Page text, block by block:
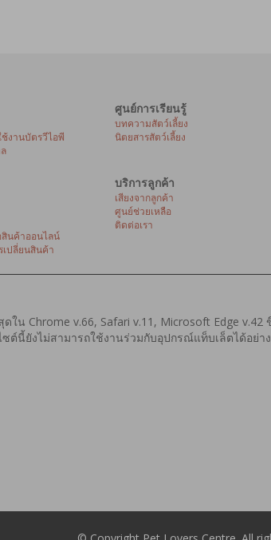
งานบัตรวีไอพี
นค้าออนไลน์
ปลี่ยนสินค้า
ศูนย์การเรียนรู้
บทความสัตว์เลี้ยง
นิตยสารสัตว์เลี้ยง
บริการลูกค้า
เสียงจากลูกค้า
ศูนย์ช่วยเหลือ
ติดต่อเรา
ใน Chrome v.66, Safari v.11, Microsoft Edge v.42
ซต์นี้ยังไม่สามารถใช้งานร่วมกับอุปกรณ์แท็บเล็ตได้อย่